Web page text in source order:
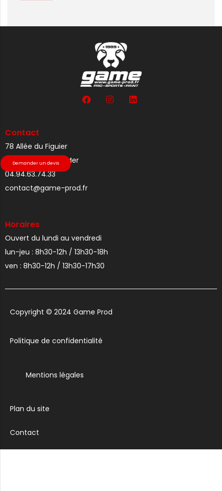
Demander un devis
Contact
78 Allée du Figuier
83110 Sanary-sur-Mer
04.94.63.74.33
contact@game-prod.fr
Horaires
Ouvert du lundi au vendredi
lun-jeu : 8h30-12h / 13h30-18h
ven : 8h30-12h / 13h30-17h30
Copyright © 2024 Game Prod
Politique de confidentialité
Mentions légales
Plan du site
Contact